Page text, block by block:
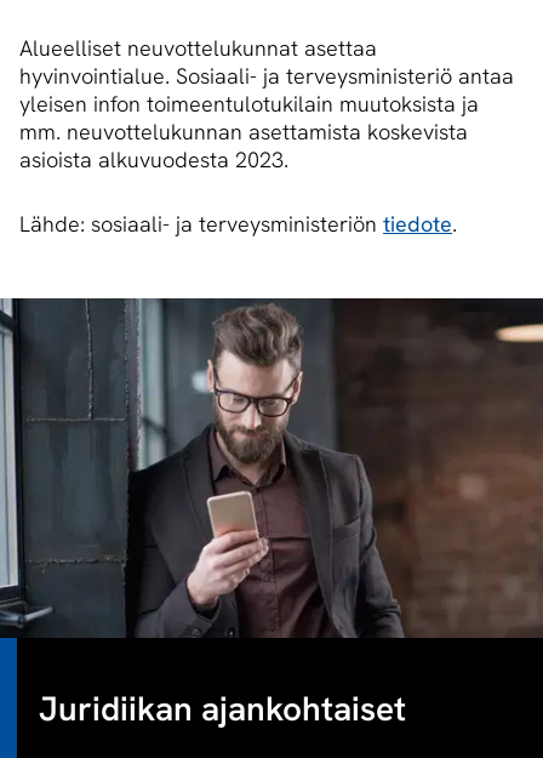
Alueelliset neuvottelukunnat asettaa
hyvinvointialue. Sosiaali- ja terveysministeriö antaa
yleisen infon toimeentulotukilain muutoksista ja
mm. neuvottelukunnan asettamista koskevista
asioista alkuvuodesta 2023.
Lähde: sosiaali- ja terveysministeriön tiedote.
Juridiikan ajankohtaiset